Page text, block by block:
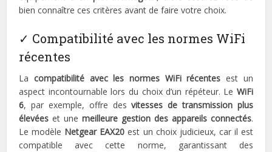
bien connaître ces critères avant de faire votre choix.
✓ Compatibilité avec les normes WiFi
récentes
La compatibilité avec les normes WiFi récentes est un
aspect incontournable lors du choix d’un répéteur. Le WiFi
6, par exemple, offre desvitesses de transmission plus
élevées et unemeilleure gestion des appareils connectés.
Le modèle Netgear EAX20 est un choix judicieux, car il est
compatible avec cette norme, garantissant des